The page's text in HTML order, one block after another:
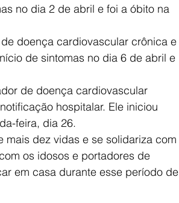
no dia 2 de abril e foi a óbito na
doença cardiovascular crônica e
de sintomas no dia 6 de abril e
de doença cardiovascular
hospitalar. Ele iniciou
feira, dia 26.
dez vidas e se solidariza com
os idosos e portadores de
em casa durante esse período de